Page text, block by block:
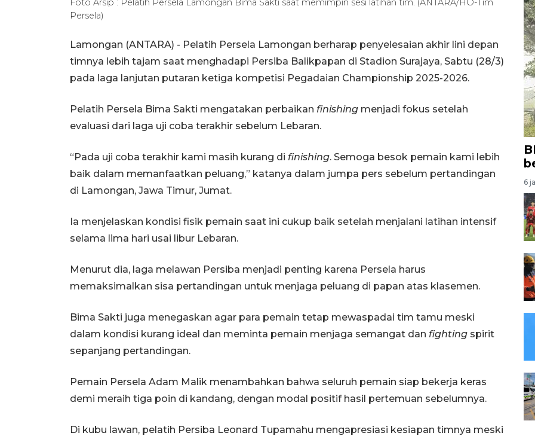
Foto Arsip : Pelatih Persela Lamongan Bima Sakti saat memimpin sesi latihan tim. (ANTARA/HO-Tim
Persela)
Lamongan (ANTARA) - Pelatih Persela Lamongan berharap penyelesaian akhir lini depan
timnya lebih tajam saat menghadapi Persiba Balikpapan di Stadion Surajaya, Sabtu (28/3)
pada laga lanjutan putaran ketiga kompetisi Pegadaian Championship 2025-2026.
Pelatih Persela Bima Sakti mengatakan perbaikan finishing menjadi fokus setelah
evaluasi dari laga uji coba terakhir sebelum Lebaran.
“Pada uji coba terakhir kami masih kurang di finishing. Semoga besok pemain kami lebih
baik dalam memanfaatkan peluang,” katanya dalam jumpa pers sebelum pertandingan
di Lamongan, Jawa Timur, Jumat.
Ia menjelaskan kondisi fisik pemain saat ini cukup baik setelah menjalani latihan intensif
selama lima hari usai libur Lebaran.
Menurut dia, laga melawan Persiba menjadi penting karena Persela harus
memaksimalkan sisa pertandingan untuk menjaga peluang di papan atas klasemen.
Bima Sakti juga menegaskan agar para pemain tetap mewaspadai tim tamu meski
dalam kondisi kurang ideal dan meminta pemain menjaga semangat dan fighting spirit
sepanjang pertandingan.
Pemain Persela Adam Malik menambahkan bahwa seluruh pemain siap bekerja keras
demi meraih tiga poin di kandang, dengan modal positif hasil pertemuan sebelumnya.
Di kubu lawan, pelatih Persiba Leonard Tupamahu mengapresiasi kesiapan timnya meski
6